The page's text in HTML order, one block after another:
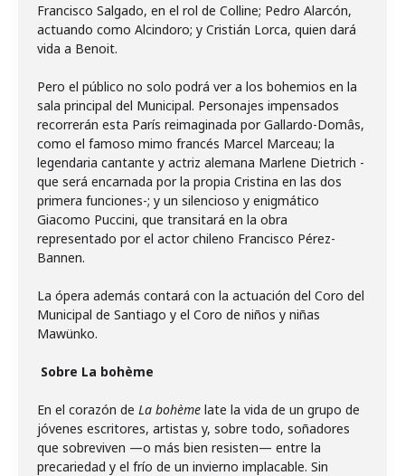
Francisco Salgado, en el rol de Colline; Pedro Alarcón,
actuando como Alcindoro; y Cristián Lorca, quien dará
vida a Benoit.
Pero el público no solo podrá ver a los bohemios en la
sala principal del Municipal. Personajes impensados
recorrerán esta París reimaginada por Gallardo-Domâs,
como el famoso mimo francés Marcel Marceau; la
legendaria cantante y actriz alemana Marlene Dietrich -
que será encarnada por la propia Cristina en las dos
primera funciones-; y un silencioso y enigmático
Giacomo Puccini, que transitará en la obra
representado por el actor chileno Francisco Pérez-
Bannen.
La ópera además contará con la actuación del Coro del
Municipal de Santiago y el Coro de niños y niñas
Mawünko.
Sobre La bohème
En el corazón de La bohème late la vida de un grupo de
jóvenes escritores, artistas y, sobre todo, soñadores
que sobreviven —o más bien resisten— entre la
precariedad y el frío de un invierno implacable. Sin